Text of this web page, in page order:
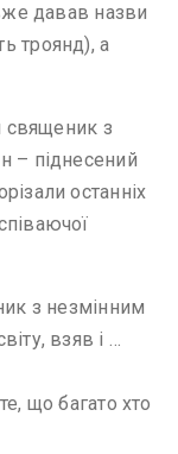
давав назви
троянд), а
священик з
– піднесений
останніх
з незмінним
взяв і …
що багато хто